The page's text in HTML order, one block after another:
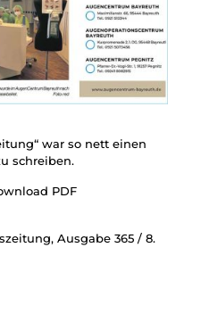
war so nett einen
schreiben.
PDF
Ausgabe 365 / 8.